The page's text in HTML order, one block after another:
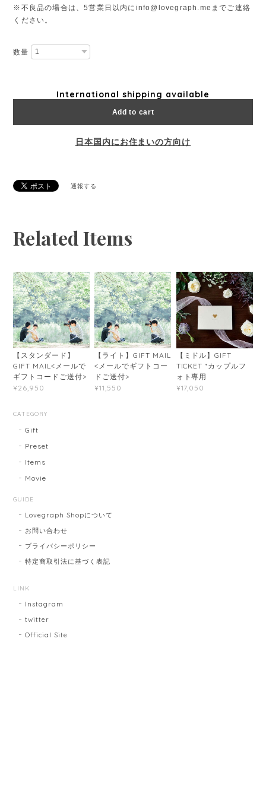
※不良品の場合は、5営業日以内に info@lovegraph.me までご連絡
ください。
数量
International shipping available
Add to cart
日本国内にお住まいの方向け
通報する
Related Items
【スタンダード】
GIFT MAIL<メールで
ギフトコードご送付>
¥26,950
【ライト】GIFT MAIL
<メールでギフトコー
ドご送付>
¥11,550
【ミドル】GIFT
TICKET *カップルフ
ォト専用
¥17,050
CATEGORY
Gift
Preset
Items
Movie
GUIDE
Lovegraph Shopについて
お問い合わせ
プライバシーポリシー
特定商取引法に基づく表記
LINK
Instagram
twitter
Official Site